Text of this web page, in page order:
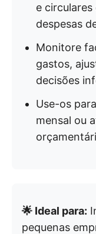
e
despesas
Monitore
gastos,
decisões
Use-os
mensal ou
🌟 Ideal para:
pequenas